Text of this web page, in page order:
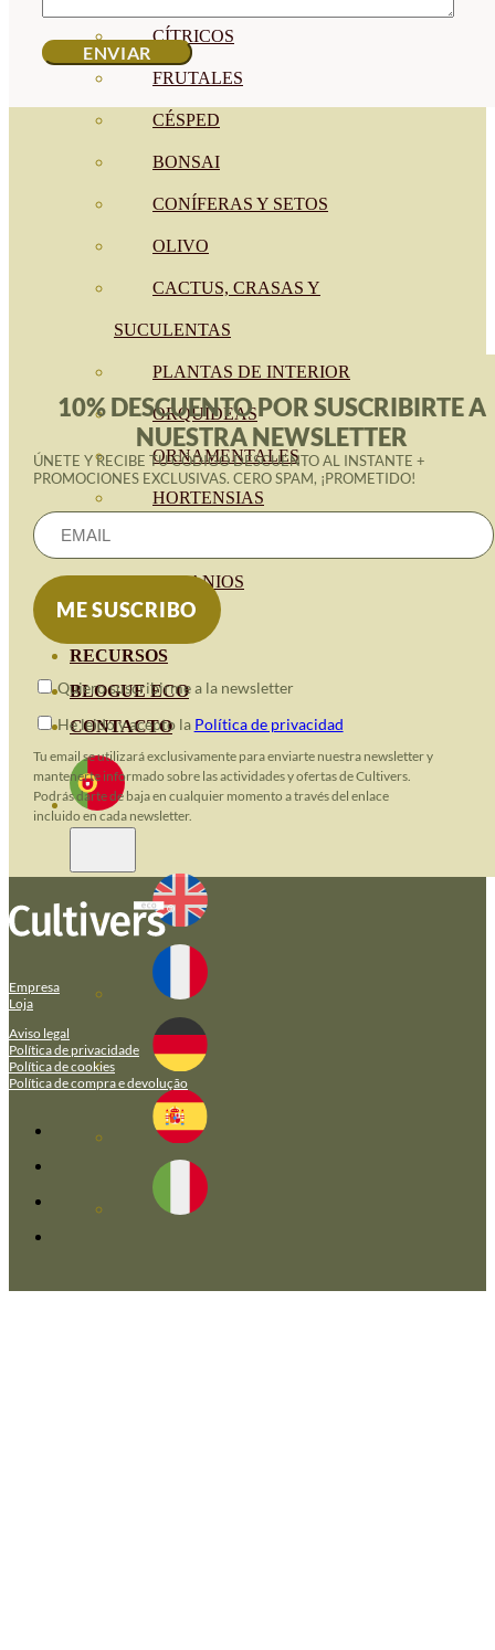
CÍTRICOS
FRUTALES
CÉSPED
BONSAI
CONÍFERAS Y SETOS
OLIVO
CACTUS, CRASAS Y
SUCULENTAS
PLANTAS DE INTERIOR
ORQUIDEAS
ORNAMENTALES
HORTENSIAS
GERANIOS
VIVERO
RECURSOS
BLOGUE ECO
CONTACTO
10% DESCUENTO POR SUSCRIBIRTE A
NUESTRA NEWSLETTER
ÚNETE Y RECIBE TU CÓDIGO DESCUENTO AL INSTANTE +
PROMOCIONES EXCLUSIVAS. CERO SPAM, ¡PROMETIDO!
Quiero suscribirme a la newsletter
He leido y acepto la Política de privacidad
Tu email se utilizará exclusivamente para enviarte nuestra newsletter y
mantenerte informado sobre las actividades y ofertas de Cultivers.
Podrás darte de baja en cualquier momento a través del enlace
incluido en cada newsletter.
Empresa
Loja
Aviso legal
Política de privacidade
Política de cookies
Política de compra e devolução